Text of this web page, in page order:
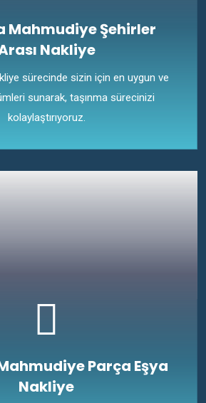
Mahmudiye Şehirler
Nakliye
sürecinde sizin için en uygun ve
sunarak, taşınma sürecinizi
kolaylaştırıyoruz.
Parça Eşya
Nakliye